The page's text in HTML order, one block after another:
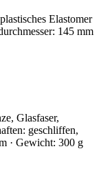
Elastomer
145 mm
Glasfaser,
geschliffen,
· Gewicht: 300 g